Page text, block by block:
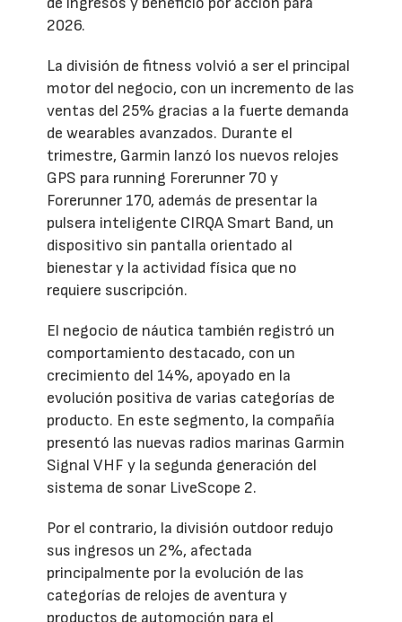
2026.
La división de fitness volvió a ser el principal
motor del negocio, con un incremento de las
ventas del 25% gracias a la fuerte demanda
de wearables avanzados. Durante el
trimestre, Garmin lanzó los nuevos relojes
GPS para running Forerunner 70 y
Forerunner 170, además de presentar la
pulsera inteligente CIRQA Smart Band, un
dispositivo sin pantalla orientado al
bienestar y la actividad física que no
requiere suscripción.
El negocio de náutica también registró un
comportamiento destacado, con un
crecimiento del 14%, apoyado en la
evolución positiva de varias categorías de
producto. En este segmento, la compañía
presentó las nuevas radios marinas Garmin
Signal VHF y la segunda generación del
sistema de sonar LiveScope 2.
Por el contrario, la división outdoor redujo
sus ingresos un 2%, afectada
principalmente por la evolución de las
categorías de relojes de aventura y
productos de automoción para el